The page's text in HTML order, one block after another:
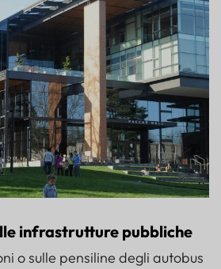
infrastrutture pubbliche
o sulle pensiline degli autobus